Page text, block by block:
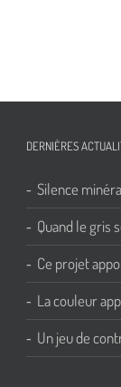
DERNIÈRES
Silence
Quand le gris
Ce projet
La couleur
Un jeu de